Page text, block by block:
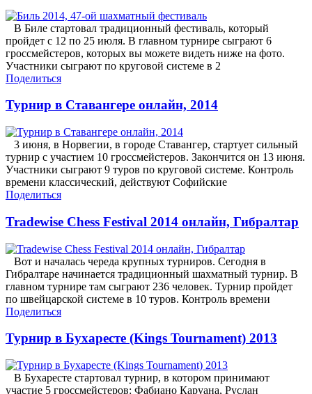
В Биле стартовал традиционный фестиваль, который
пройдет с 12 по 25 июля. В главном турнире сыграют 6
гроссмейстеров, которых вы можете видеть ниже на фото.
Участники сыграют по круговой системе в 2
Поделиться
Турнир в Ставангере онлайн, 2014
3 июня, в Норвегии, в городе Ставангер, стартует сильный
турнир с участием 10 гроссмейстеров. Закончится он 13 июня.
Участники сыграют 9 туров по круговой системе. Контроль
времени классический, действуют Софийские
Поделиться
Tradewise Chess Festival 2014 онлайн, Гибралтар
Вот и началась череда крупных турниров. Сегодня в
Гибралтаре начинается традиционный шахматный турнир. В
главном турнире там сыграют 236 человек. Турнир пройдет
по швейцарской системе в 10 туров. Контроль времени
Поделиться
Турнир в Бухаресте (Kings Tournament) 2013
В Бухаресте стартовал турнир, в котором принимают
участие 5 гроссмейстеров: Фабиано Каруана, Руслан